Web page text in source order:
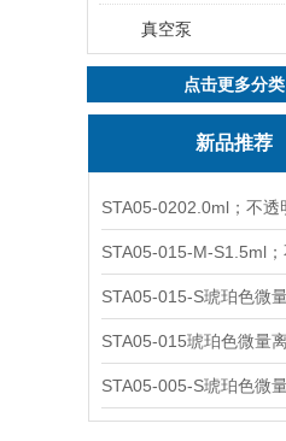
真空泵
点击更多分类
新品推荐